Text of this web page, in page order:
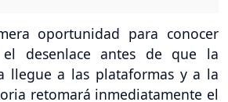
oportunidad para conocer
el desenlace antes de que la
llegue a las plataformas y a la
retomará inmediatamente el